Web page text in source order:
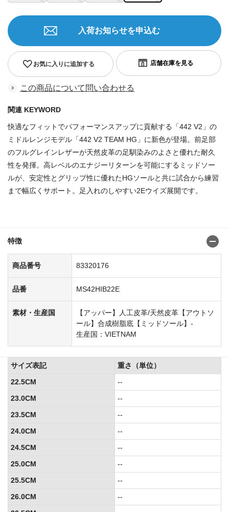
お気に入りに追加する
入荷お知らせを申込む
この商品について問い合わせる
関連 KEYWORD
快適なフィットでパフォーマンスアップに貢献する「442 V2」の
ミドルレンジモデル「442 V2 TEAM HG」に新色が登場。前足部
のフルグレインレザーが天然皮革の足馴染みのよさと優れた耐久
性を発揮。高レベルのエナジーリターンを可能にするミッドソー
ルが、安定性とグリップ性に優れたHGソールと共に試合から練習
まで幅広くサポート。足入れのしやすい2Eウイズ展開です。
特徴
商品番号 83320176
品番 MS42HIB22E
素材・生産国
【アッパー】人工皮革/天然皮革【アウトソ
ール】合成樹脂底【ミッドソール】-
生産国：VIETNAM
サイズ表記
重さ（単位）
22.5CM
--
23.0CM
--
23.5CM
--
24.0CM
--
24.5CM
--
25.0CM
--
25.5CM
--
26.0CM
--